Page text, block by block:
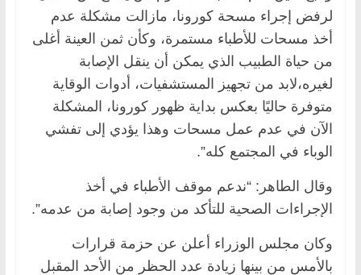
لرفض إجراء مسحة كورونا، مازالت مشكلة عدم
أخذ مسحات للأطباء مستمرة، وكأن ثمن العينة أغلى
من حياة الطبيب الذي يمكن أن ينقل الإصابة
لغيره،لابد من تجهيز المستشفيات، أدوات الوقاية
متوفرة حاليًا بعكس بداية ظهور كورونا، المشكلة
الآن في عدم عمل مسحات وهذا يؤدي إلى تفشي
الوباء في المجتمع كله”.
وقال الطاهر: “ندعم موقف الأطباء في أخذ
الإجراءات الصحية للتأكد من وجود إصابة من عدمه”.
وكان مجلس الوزراء أعلن عن حزمة قرارات
بالأمس من بينها زيادة عدد الحظر من الأحد المقبل